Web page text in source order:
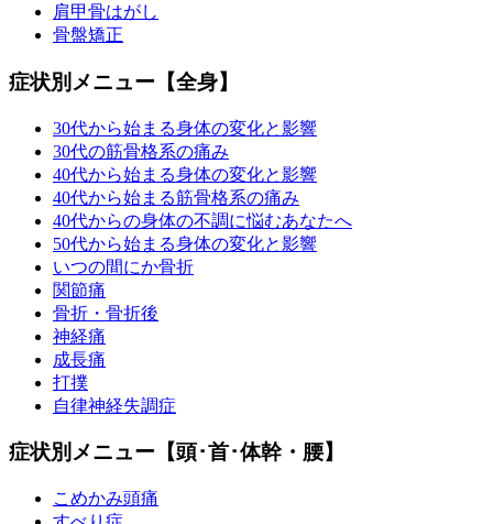
肩甲骨はがし
骨盤矯正
症状別メニュー【全身】
30代から始まる身体の変化と影響
30代の筋骨格系の痛み
40代から始まる身体の変化と影響
40代から始まる筋骨格系の痛み
40代からの身体の不調に悩むあなたへ
50代から始まる身体の変化と影響
いつの間にか骨折
関節痛
骨折・骨折後
神経痛
成長痛
打撲
自律神経失調症
症状別メニュー【頭･首･体幹・腰】
こめかみ頭痛